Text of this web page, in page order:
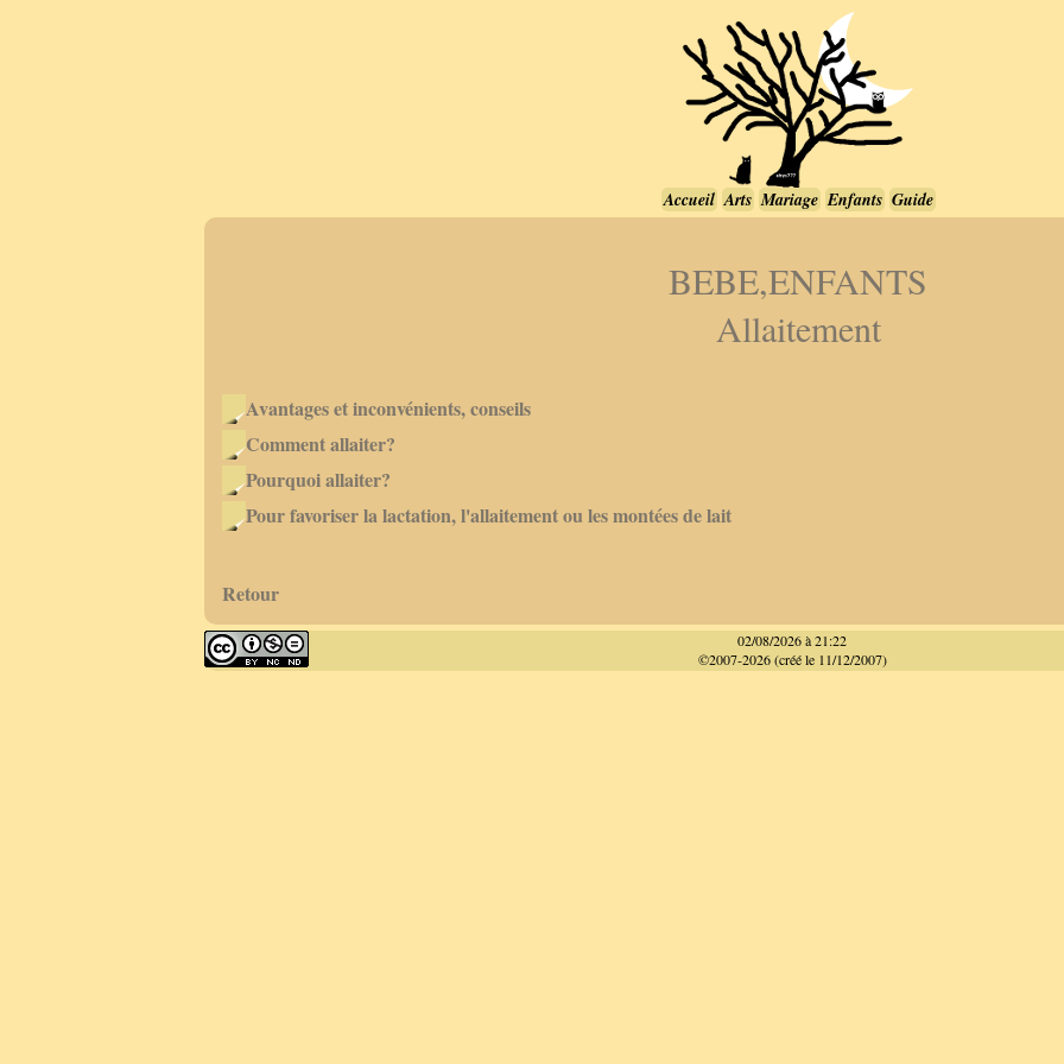
Accueil Arts Mariage Enfants Guide
BEBE,ENFANTS
Allaitement
Avantages et inconvénients, conseils
Comment allaiter?
Pourquoi allaiter?
Pour favoriser la lactation, l'allaitement ou les montées de lait
Retour
02/08/2026 à 21:22
©2007-2026 (créé le 11/12/2007)